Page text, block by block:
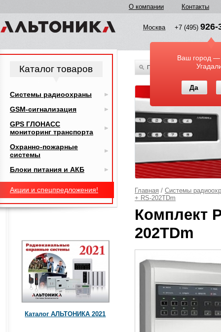
О компании Контакты
Москва +7 (495) 926-
Ваш город —
Да
По всему каталогу
Главная / Системы
+ RS-202TDm
Комплект
202TDm
Каталог товаров
Системы радиоохраны
GSM-сигнализация
GPS ГЛОНАСС
мониторинг транспорта
Охранно-пожарные
системы
Блоки питания и АКБ
Акции и спецпредложения!
Каталог АЛЬТОНИКА 2021